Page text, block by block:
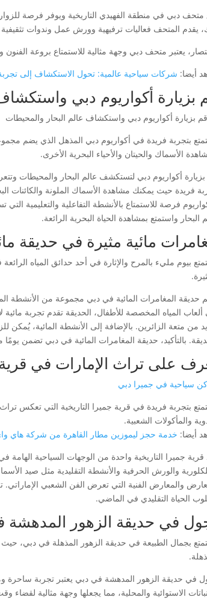
متحف دبي في منطقة الفهيدي التاريخية ويوفر فرصة للزوار
يقدم المتحف فعاليات ترفيهية وورش عمل وندوات تثقيفية
يعتبر متحف دبي وجهة مثالية للاستمتاع بروعة
أيضا: شركات سياحية عالمية: تحول الاستكشاف إلى
بزيارة أكواريوم دبي
بتجربة فريدة في أكواريوم دبي المذهل الذي يضم
الأسماك والحيتان والأحياء البحرية الأخرى.
أكواريوم دبي لتستكشف عالم البحار والمحيطات
فريدة حيث يمكنك مشاهدة الأسماك الملونة والكائنات
فرصة للاستمتاع بالأنشطة التفاعلية والتعليمية
البحار واستمتع بمشاهدة الحياة البحرية الرائعة.
مائية مثيرة في حديقة
بيوم مليء بالمرح والإثارة في أحد حدائق المياه
حديقة المغامرات المائية في دبي مجموعة من الأنشطة
ألعاب المياه المخصصة للأطفال، الحديقة تقدم تجربة
من متعة الزائرين. بالإضافة إلى الأنشطة المائية، يُمكن
بالتأكيد، حديقة المغامرات المائية في دبي تضمن يومًا
على تراث الإمارات في قرية
سياحية في جميرا دبي
بتجربة فريدة في قرية جميرا التاريخية التي تعكس
والمأكولات الشعبية.
أيضا: خدمة حجز ليموزين مطار القاهرة من شركة هاي
قرية جميرا التاريخية واحدة من الوجهات السياحية
والورش الحرفية والأنشطة التقليدية مثل صيد
والمعارض الفنية التي تعرض الفن الشعبي الإماراتي.
الحياة التقليدي في الماضي.
في حديقة الزهور المدهشة
بجمال الطبيعة في حديقة الزهور المذهلة في دبي، حيث
في حديقة الزهور المدهشة في دبي يعتبر تجربة ساحرة
الاستوائية والمحلية، مما يجعلها وجهة مثالية